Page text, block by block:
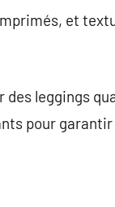
et
des leggings
pour